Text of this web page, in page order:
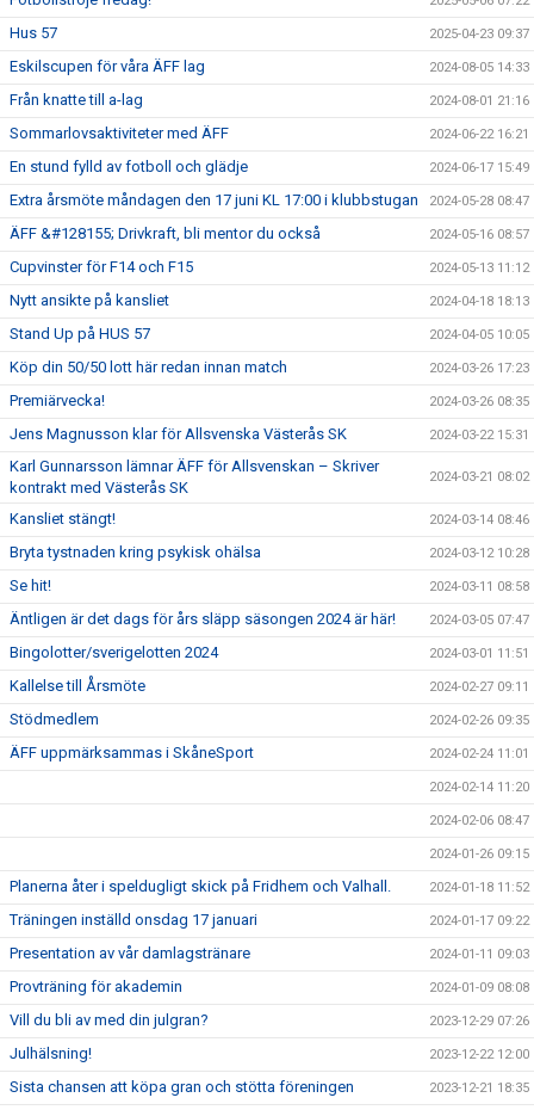
Hus 57 2025-04-23 09:37
Eskilscupen för våra ÄFF lag 2024-08-05 14:33
Från knatte till a-lag 2024-08-01 21:16
Sommarlovsaktiviteter med ÄFF 2024-06-22 16:21
En stund fylld av fotboll och glädje 2024-06-17 15:49
Extra årsmöte måndagen den 17 juni KL 17:00 i klubbstugan 2024-05-28 08:47
ÄFF &#128155; Drivkraft, bli mentor du också 2024-05-16 08:57
Cupvinster för F14 och F15 2024-05-13 11:12
Nytt ansikte på kansliet 2024-04-18 18:13
Stand Up på HUS 57 2024-04-05 10:05
Köp din 50/50 lott här redan innan match 2024-03-26 17:23
Premiärvecka! 2024-03-26 08:35
Jens Magnusson klar för Allsvenska Västerås SK 2024-03-22 15:31
Karl Gunnarsson lämnar ÄFF för Allsvenskan – Skriver
kontrakt med Västerås SK
2024-03-21 08:02
Kansliet stängt! 2024-03-14 08:46
Bryta tystnaden kring psykisk ohälsa 2024-03-12 10:28
Se hit! 2024-03-11 08:58
Äntligen är det dags för års släpp säsongen 2024 är här! 2024-03-05 07:47
Bingolotter/sverigelotten 2024 2024-03-01 11:51
Kallelse till Årsmöte 2024-02-27 09:11
Stödmedlem 2024-02-26 09:35
ÄFF uppmärksammas i SkåneSport 2024-02-24 11:01
2024-02-14 11:20
2024-02-06 08:47
2024-01-26 09:15
Planerna åter i speldugligt skick på Fridhem och Valhall. 2024-01-18 11:52
Träningen inställd onsdag 17 januari 2024-01-17 09:22
Presentation av vår damlagstränare 2024-01-11 09:03
Provträning för akademin 2024-01-09 08:08
Vill du bli av med din julgran? 2023-12-29 07:26
Julhälsning! 2023-12-22 12:00
Sista chansen att köpa gran och stötta föreningen 2023-12-21 18:35